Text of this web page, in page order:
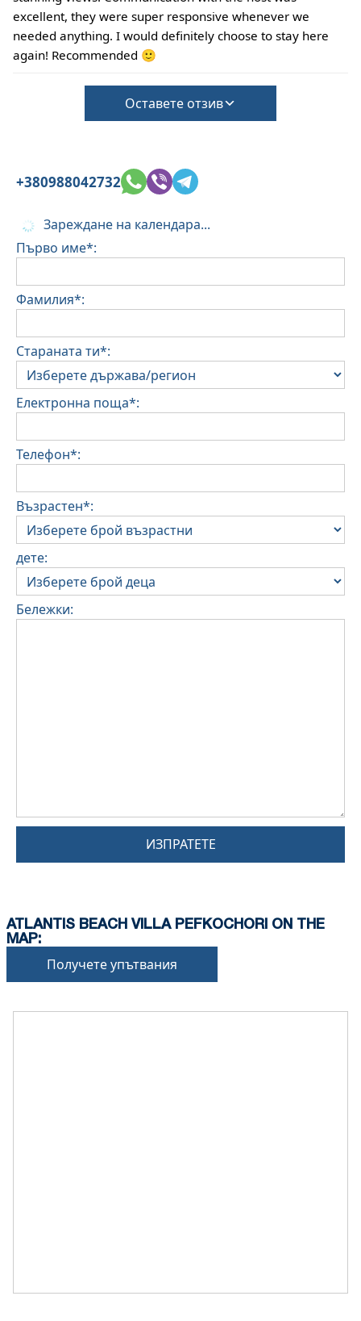
excellent, they were super responsive whenever we
needed anything. I would definitely choose to stay here
again! Recommended 🙂
Оставете отзив
+380988042732
Зареждане на календара...
Първо име*:
Фамилия*:
Стараната ти*:
Електронна поща*:
Телефон*:
Възрастен*:
дете:
Бележки:
ИЗПРАТЕТЕ
ATLANTIS BEACH VILLA PEFKOCHORI ON THE
MAP:
Получете упътвания